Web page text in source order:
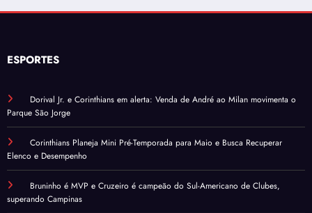
ESPORTES
Dorival Jr. e Corinthians em alerta: Venda de André ao Milan movimenta o
Parque São Jorge
Corinthians Planeja Mini Pré-Temporada para Maio e Busca Recuperar
Elenco e Desempenho
Bruninho é MVP e Cruzeiro é campeão do Sul-Americano de Clubes,
superando Campinas